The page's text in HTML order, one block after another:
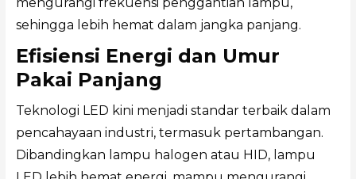
mengurangi frekuensi penggantian lampu,
sehingga lebih hemat dalam jangka panjang.
Efisiensi Energi dan Umur
Pakai Panjang
Teknologi LED kini menjadi standar terbaik dalam
pencahayaan industri, termasuk pertambangan.
Dibandingkan lampu halogen atau HID, lampu